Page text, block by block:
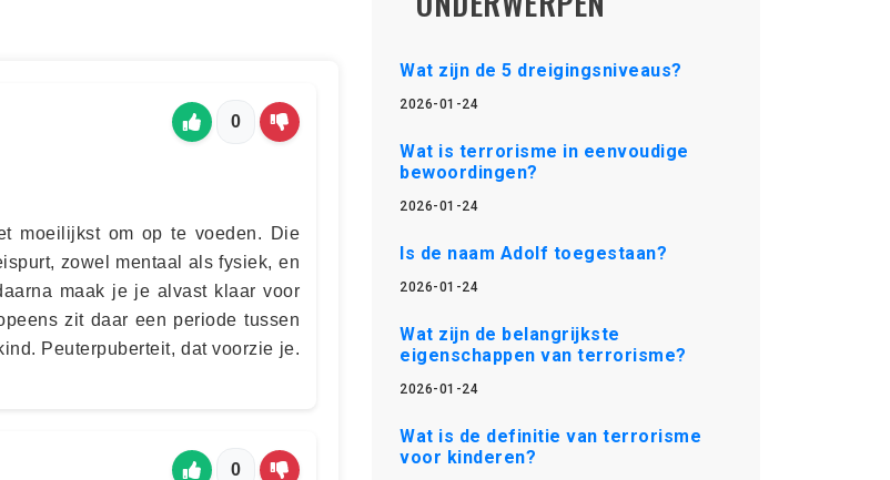
0
moeilijkst om op te voeden. Die
zowel mentaal als fysiek, en
maak je je alvast klaar voor
zit daar een periode tussen
Peuterpuberteit, dat voorzie je.
0
Wat zijn de 5 dreigingsniveaus?
2026-01-24
Wat is terrorisme in eenvoudige
bewoordingen?
2026-01-24
Is de naam Adolf toegestaan?
2026-01-24
Wat zijn de belangrijkste
eigenschappen van terrorisme?
2026-01-24
Wat is de definitie van terrorisme
voor kinderen?